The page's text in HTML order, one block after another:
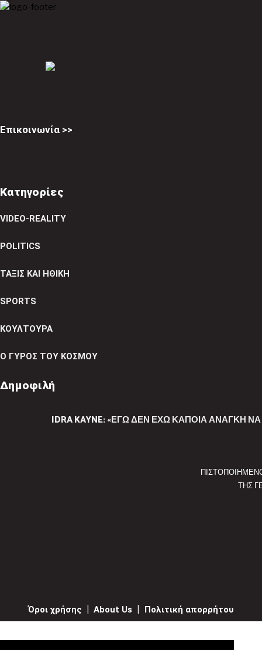
Επικοινωνία >>
Κατηγορίες
VIDEO-REALITY
POLITICS
ΤΑΞΙΣ ΚΑΙ ΗΘΙΚΗ
SPORTS
ΚΟΥΛΤΟΥΡΑ
Ο ΓΥΡΟΣ ΤΟΥ ΚΟΣΜΟΥ
Δημοφιλή
IDRA KAYNE: «ΕΓΏ ΔΕΝ ΈΧΩ ΚΆΠΟΙΑ ΑΝΆΓΚΗ
ΤΗΣ
Όροι χρήσης About Us Πολιτική απορρήτου